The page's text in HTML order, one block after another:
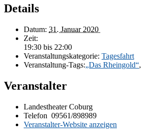
Details
Da­tum: 31. Ja­nu­ar 2020
Zeit:
19:30 bis 22:00
Ver­an­stal­tungs­ka­te­go­rie: Ta­ges­fahrt
Ver­an­stal­tung-Tags:„Das Rhein­gold“,
Veranstalter
Lan­des­thea­ter Coburg
Telefon 09561/898989
Ver­an­stal­ter-Web­site anzeigen